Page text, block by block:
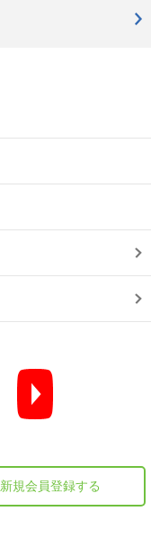
新規会員登録する